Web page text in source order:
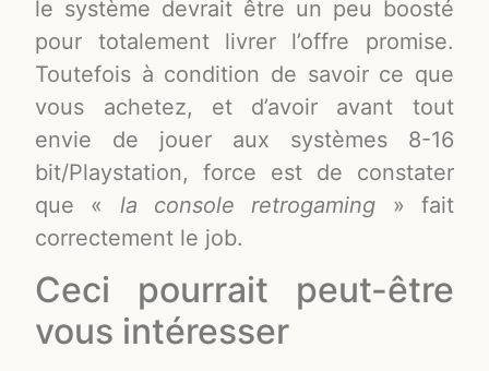
le système devrait être un peu boosté
pour totalement livrer l’offre promise.
Toutefois à condition de savoir ce que
vous achetez, et d’avoir avant tout
envie de jouer aux systèmes 8-16
bit/Playstation, force est de constater
que « la console retrogaming » fait
correctement le job.
Ceci pourrait peut-être
vous intéresser